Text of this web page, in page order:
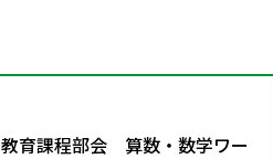
教育課程部会 算数・数学ワー